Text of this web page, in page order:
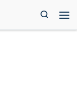
Search